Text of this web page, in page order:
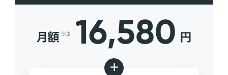
月額 ※3 16,580 円
+